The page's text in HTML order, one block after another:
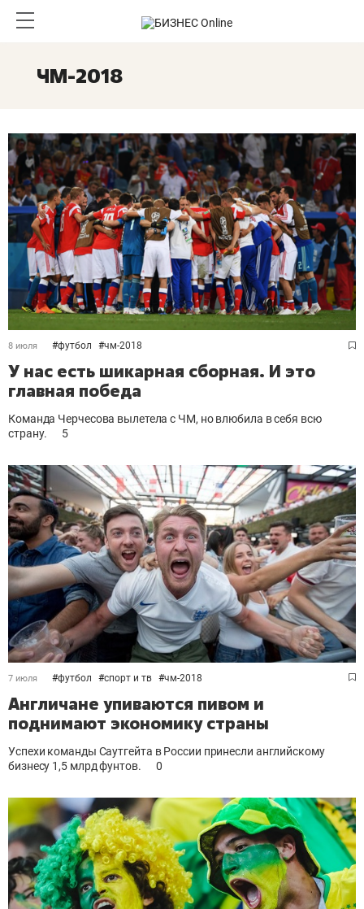
ЧМ-2018
8 июля #футбол #чм-2018
У нас есть шикарная сборная. И это
главная победа
Команда Черчесова вылетела с ЧМ, но влюбила в себя всю
страну.
5
7 июля #футбол #спорт и тв #чм-2018
Англичане упиваются пивом и
поднимают экономику страны
Успехи команды Саутгейта в России принесли английскому
бизнесу 1,5 млрд фунтов.
0